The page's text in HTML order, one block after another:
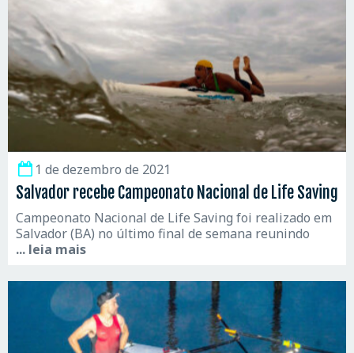
1 de dezembro de 2021
Salvador recebe Campeonato Nacional de Life Saving
Campeonato Nacional de Life Saving foi realizado em
Salvador (BA) no último final de semana reunindo
... leia mais